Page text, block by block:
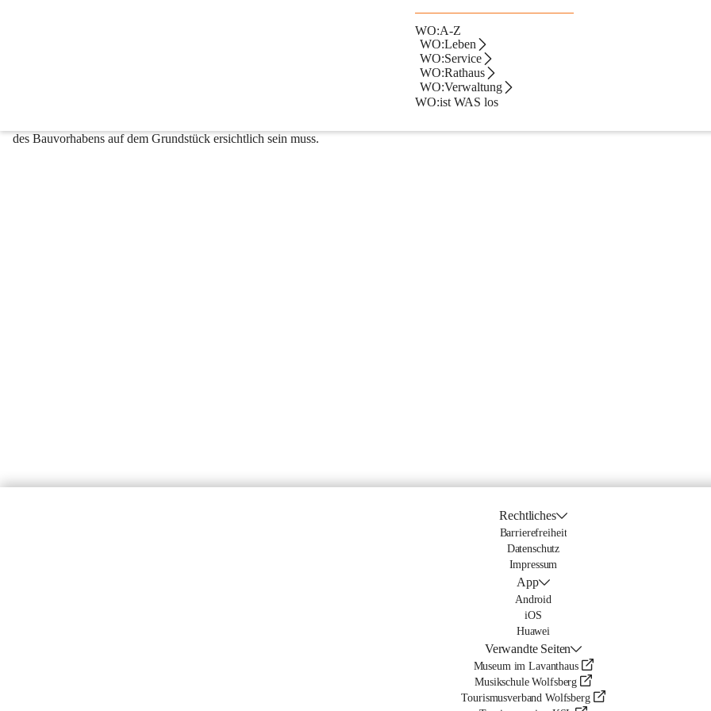
WO:A-Z
WO:Leben
WO:Service
WO:Rathaus
WO:Verwaltung
WO:ist WAS los
Einfriedungen in Leichtbauweise bis zu 2 m Höhe, auch wenn diese gemeinsam mit einer Sockelmauer ausgeführt werden (Sockelmauer
des Bauvorhabens auf dem Grundstück ersichtlich sein muss.
Rechtliches
Barrierefreiheit
Datenschutz
Impressum
App
Android
iOS
Huawei
Verwandte Seiten
Museum im Lavanthaus
Musikschule Wolfsberg
Tourismusverband Wolfsberg